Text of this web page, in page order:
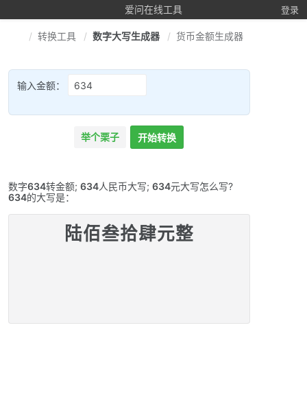
爱问在线工具 登录
转换工具 数字大写生成器 货币金额生成器
输入金额：
举个栗子 开始转换
数字634转金额; 634人民币大写; 634元大写怎么写?
634的大写是：
陆佰叁拾肆元整